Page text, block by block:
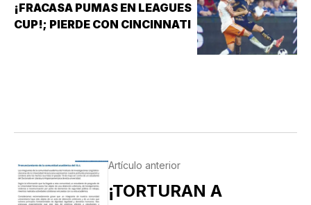
¡FRACASA PUMAS EN LEAGUES
CUP!; PIERDE CON CINCINNATI
Artículo anterior
¡TORTURAN A